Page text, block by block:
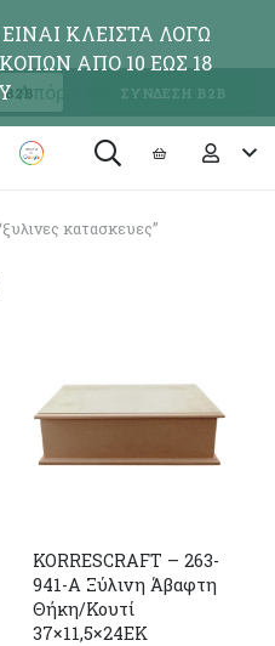
Β2Β ΣΥΝΔΕΣΗ Β2Β
κατασκευες”
KORRESCRAFT – 263-
941-Α Ξύλινη Άβαφτη
Θήκη/Κουτί
37×11,5×24ΕΚ
ΚΛΕΙΣΤΑ ΛΟΓΩ
ΑΠΟ 10 ΕΩΣ 18
Απόρριψη